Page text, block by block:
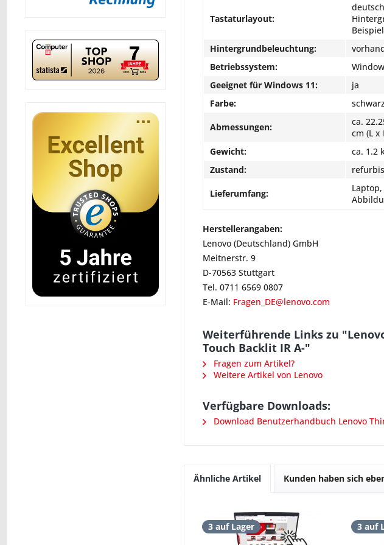
Tastaturlayout:
Hintergrundbeleuchtung:
Betriebssystem:
Geeignet für Windows 11:
ja
Farbe:
schwarz
Abmessungen:
ca.
cm (L x
Gewicht:
ca. 1.2
Zustand:
Lieferumfang:
Herstellerangaben:
Lenovo (Deutschland) GmbH
Meitnerstr. 9
D-70563 Stuttgart
Tel. 0711 6569 0807
E-Mail: Fragen_DE@lenovo.com
Weiterführende Links zu "Lenovo
Touch Backlit IR A-"
Fragen zum Artikel?
Weitere Artikel von Lenovo
Verfügbare Downloads:
Download Benutzerhandbuch Lenovo
Ähnliche Artikel Kunden haben sich
3 auf Lager 3 auf